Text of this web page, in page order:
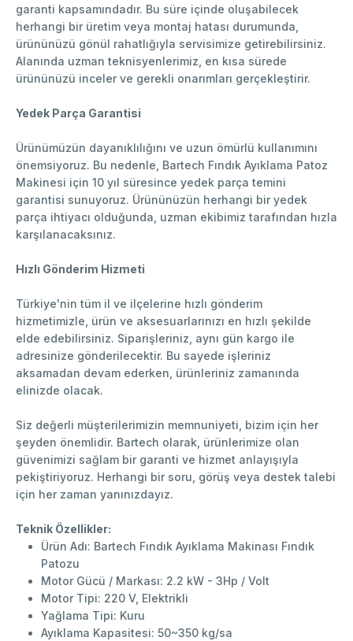
garanti kapsamındadır. Bu süre içinde oluşabilecek
herhangi bir üretim veya montaj hatası durumunda,
ürününüzü gönül rahatlığıyla servisimize getirebilirsiniz.
Alanında uzman teknisyenlerimiz, en kısa sürede
ürününüzü inceler ve gerekli onarımları gerçekleştirir.
Yedek Parça Garantisi
Ürünümüzün dayanıklılığını ve uzun ömürlü kullanımını
önemsiyoruz. Bu nedenle, Bartech Fındık Ayıklama Patoz
Makinesi için 10 yıl süresince yedek parça temini
garantisi sunuyoruz. Ürününüzün herhangi bir yedek
parça ihtiyacı olduğunda, uzman ekibimiz tarafından hızla
karşılanacaksınız.
Hızlı Gönderim Hizmeti
Türkiye'nin tüm il ve ilçelerine hızlı gönderim
hizmetimizle, ürün ve aksesuarlarınızı en hızlı şekilde
elde edebilirsiniz. Siparişleriniz, aynı gün kargo ile
adresinize gönderilecektir. Bu sayede işleriniz
aksamadan devam ederken, ürünleriniz zamanında
elinizde olacak.
Siz değerli müşterilerimizin memnuniyeti, bizim için her
şeyden önemlidir. Bartech olarak, ürünlerimize olan
güvenimizi sağlam bir garanti ve hizmet anlayışıyla
pekiştiriyoruz. Herhangi bir soru, görüş veya destek talebi
için her zaman yanınızdayız.
Teknik Özellikler:
Ürün Adı: Bartech Fındık Ayıklama Makinası Fındık
Patozu
Motor Gücü / Markası: 2.2 kW - 3Hp / Volt
Motor Tipi: 220 V, Elektrikli
Yağlama Tipi: Kuru
Ayıklama Kapasitesi: 50~350 kg/sa